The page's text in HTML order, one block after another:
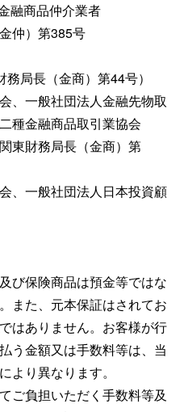
融商品仲介業者
仲）第385号
局長（金商）第44号）
、一般社団法人金融先物取
種金融商品取引業協会
東財務局長（金商）第
、一般社団法人日本投資顧
び保険商品は預金等ではな
また、元本保証はされてお
はありません。お客様が行
う金額又は手数料等は、当
より異なります。
ご負担いただく手数料等及